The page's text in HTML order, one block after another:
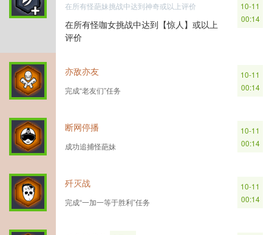
在所有怪葩妹挑战中达到神奇或以上评价
在所有怪咖女挑战中达到【惊人】或以上
评价
10-11
00:14
亦敌亦友
完成“老友们”任务
10-11
00:14
断网停播
成功追捕怪葩妹
10-11
00:14
歼灭战
完成“一加一等于胜利”任务
10-11
00:14